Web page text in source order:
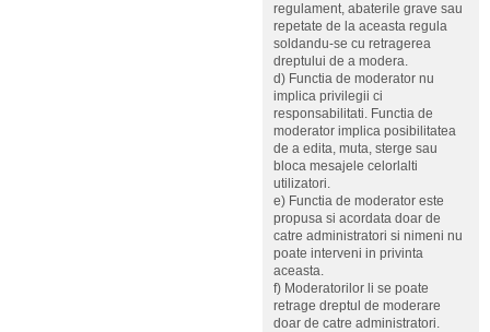
regulament, abaterile grave sau
repetate de la aceasta regula
soldandu-se cu retragerea
dreptului de a modera.
d) Functia de moderator nu
implica privilegii ci
responsabilitati. Functia de
moderator implica posibilitatea
de a edita, muta, sterge sau
bloca mesajele celorlalti
utilizatori.
e) Functia de moderator este
propusa si acordata doar de
catre administratori si nimeni nu
poate interveni in privinta
aceasta.
f) Moderatorilor li se poate
retrage dreptul de moderare
doar de catre administratori.